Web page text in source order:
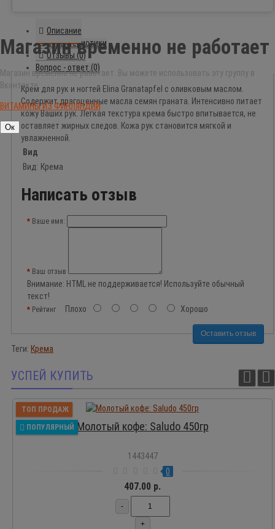
Описание
Характеристики
Отзывы (0)
Вопрос - ответ (0)
Крем для рук и ногтей Elina Granatapfel с оливковым маслом.
Содержит драгоценные масла семян граната. Интенсивно питает
кожу Ваших рук. Легкая текстура крема быстро впитывается, не
оставляет жирных следов. Кожа рук становится мягкой и
увлажненной.
Вид
Вид: Крема
Написать отзыв
Ваше имя:
Ваш отзыв
Внимание: HTML не поддерживается! Используйте обычный
текст!
Рейтинг Плохо Хорошо
Оставить отзыв
Теги: Крема
УСПЕЙ КУПИТЬ
ТОП ПРОДАЖ
ПОПУЛЯРНЫЙ Молотый кофе: Saludo 450гр
1443447
0
407.00 р.
-
+
Магазин временно не работает
Магазин временно не работает. Вы можете использовать эту группу в
Вконтакте:
ВИТАМИНЫ ИЗ ФИНЛЯНДИИ
Ок